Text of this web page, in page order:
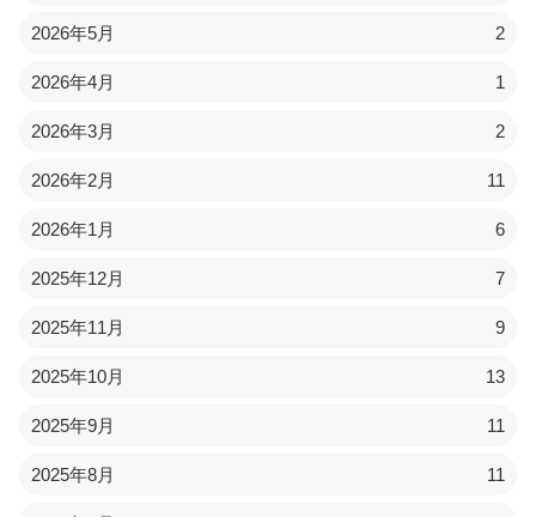
2026年5月 2
2026年4月 1
2026年3月 2
2026年2月 11
2026年1月 6
2025年12月 7
2025年11月 9
2025年10月 13
2025年9月 11
2025年8月 11